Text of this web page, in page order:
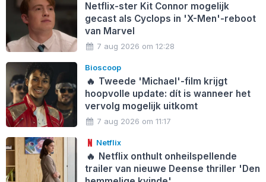
Netflix-ster Kit Connor mogelijk
gecast als Cyclops in 'X-Men'-reboot
van Marvel
7 aug 2026 om 12:28
Bioscoop
🔥 Tweede 'Michael'-film krijgt
hoopvolle update: dít is wanneer het
vervolg mogelijk uitkomt
7 aug 2026 om 11:17
Netflix
🔥 Netflix onthult onheilspellende
trailer van nieuwe Deense thriller 'Den